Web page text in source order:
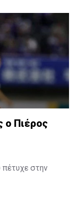
David Beckham
ο Πιέρος
πέτυχε στην